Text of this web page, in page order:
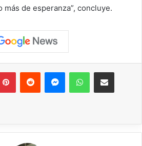
de esperanza”, concluye.
PinterestReddit MessengerWhatsAppCompartir vía correo